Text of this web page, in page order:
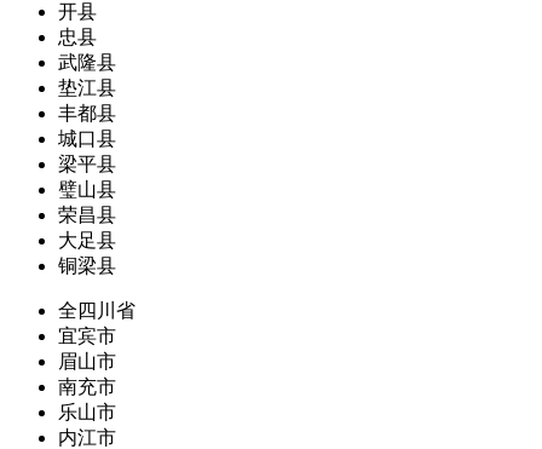
开县
忠县
武隆县
垫江县
丰都县
城口县
梁平县
璧山县
荣昌县
大足县
铜梁县
全四川省
宜宾市
眉山市
南充市
乐山市
内江市